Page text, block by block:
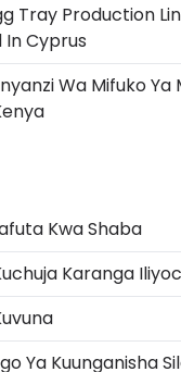
Tray Production
Cyprus
Wa Mifuko Ya
Kwa Shaba
Karanga
Ya Kuunganisha